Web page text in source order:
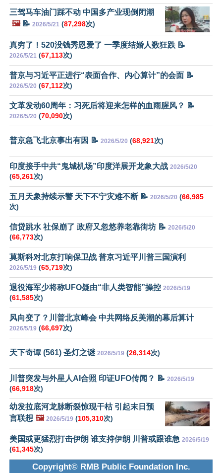
三驾马车油门踩不动 中国多产业现倒闭潮
🖼️📝 2026/5/21 (87,298次)
真穷了！520没钱秀恩爱了 一季度结婚人数狂跌 📝
2026/5/21 (67,113次)
普京与习近平正进行“表面合作、内心算计”的会面 📝
2026/5/20 (67,112次)
文革发动60周年：习死后将迎来怎样的血雨腥风？ 📝
2026/5/20 (70,090次)
普京急飞北京事出有因 📝 2026/5/20 (68,921次)
印度接手中共“鬼城机场”印度洋展开龙象大战 2026/5/20
(65,261次)
五月天象持续示警 天下不宁灾难不断 📝 2026/5/20 (66,985
次)
信贷跳水 社保崩了 政府又忽悠养老靠街坊 📝 2026/5/20
(66,773次)
莫斯科对北京打响保卫战 普京习近平川普三国演利
2026/5/19 (65,719次)
退役海军少将称UFO疑由“非人类智能”操控 2026/5/19
(61,585次)
风向变了？川普北京峰会 中共网络反美潮的幕后算计
2026/5/19 (66,697次)
天下奇谭 (561) 圣灯之谜 2026/5/19 (26,314次)
川普突发与外星人AI合照 印证UFO传闻？ 📝 2026/5/19
(66,918次)
幼发拉底河龙脉断裂惊现干枯 引起末日预
言联想 🖼️ 2026/5/19 (105,310次)
美国或更猛烈打击伊朗 谁支持伊朗 川普或跟谁急 2026/5/19
(61,345次)
Copyright© RMB Public Foundation Inc.